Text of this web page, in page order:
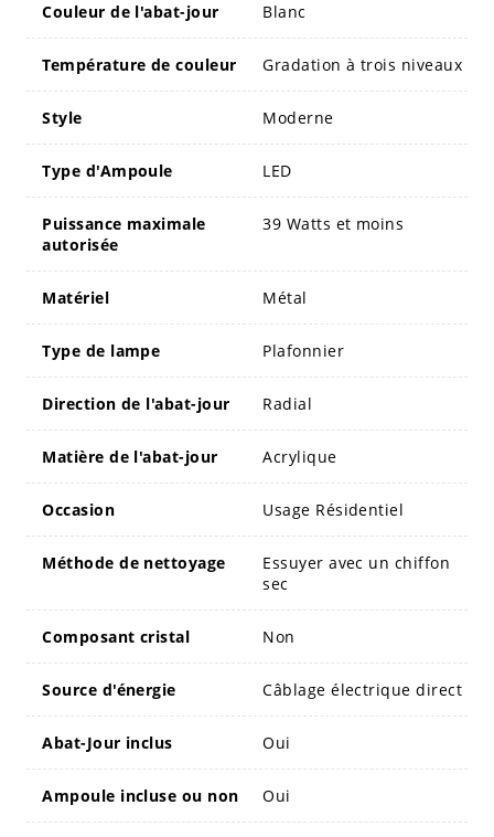
Couleur de l'abat-jour Blanc
Température de couleur Gradation à trois niveaux
Style Moderne
Type d'Ampoule LED
Puissance maximale
autorisée
39 Watts et moins
Matériel Métal
Type de lampe Plafonnier
Direction de l'abat-jour Radial
Matière de l'abat-jour Acrylique
Occasion Usage Résidentiel
Méthode de nettoyage
Essuyer avec un chiffon
sec
Composant cristal Non
Source d'énergie Câblage électrique direct
Abat-Jour inclus Oui
Ampoule incluse ou non Oui